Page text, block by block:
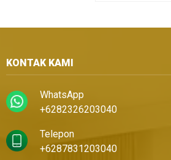
KONTAK KAMI
WhatsApp
+6282326203040
Telepon
+6287831203040